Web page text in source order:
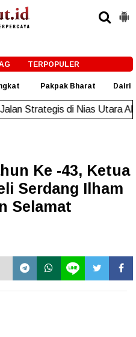
TERPOPULER
Pakpak Bharat Dairi
Utara Akhirnya Diaspal Era
Ke -43, Ketua
Serdang Ilham
Selamat